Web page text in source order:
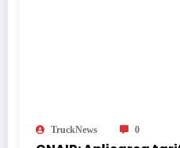
TruckNews 0